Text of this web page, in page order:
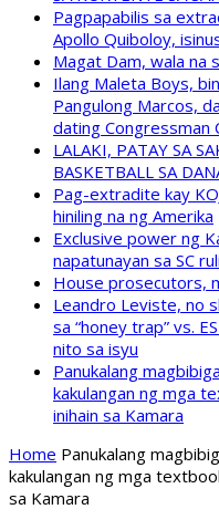
Pagpapabilis sa
Apollo Quiboloy,
Magat Dam, wala na
Ilang Maleta Boys,
Pangulong Marcos,
dating Congressman
LALAKI, PATAY SA
BASKETBALL SA
Pag-extradite kay
hiniling na ng Amerika
Exclusive power ng
napatunayan sa SC
House prosecutors,
Leandro Leviste, no
sa “honey trap” vs.
nito sa isyu
Panukalang
kakulangan ng mga
inihain sa Kamara
Home Panukalang
kakulangan ng mga
sa Kamara